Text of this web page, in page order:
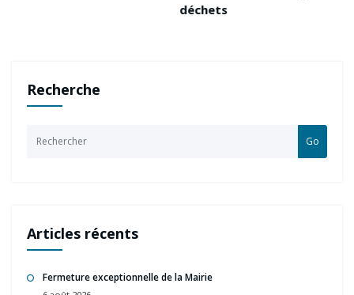
déchets
Recherche
Go
Articles récents
Fermeture exceptionnelle de la Mairie